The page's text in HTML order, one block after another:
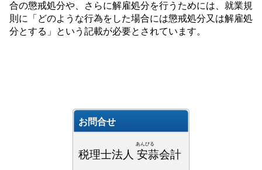
合の懲戒処分や、さらに解雇処分を行うためには、就業規
則に「どのような行為をした場合には懲戒処分又は解雇処
分とする」という記載が必要とされています。
お問合せ
あんびる
税理士法人 安蒜会計